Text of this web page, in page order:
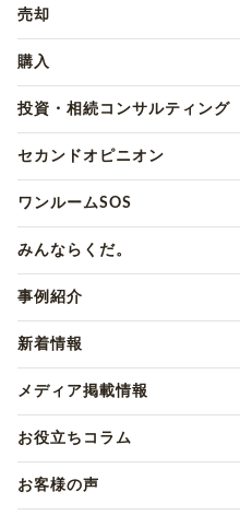
売却
購入
投資・相続コンサルティング
セカンドオピニオン
ワンルームSOS
みんならくだ。
事例紹介
新着情報
メディア掲載情報
お役立ちコラム
お客様の声